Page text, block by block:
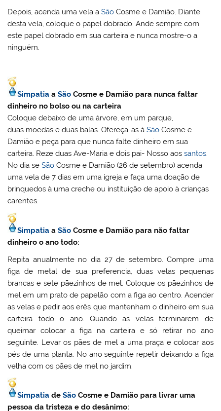
Depois, acenda uma vela aSão Cosme e Damião. Diante
desta vela, coloque o papel dobrado. Ande sempre com
este papel dobrado em sua carteira e nunca mostre-o a
ninguém.
Simpatia aSão Cosme e Damião para nunca faltar
dinheiro no bolso ou na carteira
Coloque debaixo de uma árvore, em um parque,
duas moedas e duas balas. Ofereça-as àSão Cosme e
Damião e peça para que nunca falte dinheiro em sua
carteira. Reze duas Ave-Maria e dois pai- Nosso aossantos.
No dia seSão Cosme e Damião (26 de setembro) acenda
uma vela de 7 dias em uma igreja e faça uma doação de
brinquedos à uma creche ou instituição de apoio à crianças
carentes.
Simpatia aSão Cosme e Damião para não faltar
dinheiro o ano todo:
Repita anualmente no dia 27 de setembro. Compre uma
figa de metal de sua preferencia, duas velas pequenas
brancas e sete pãezinhos de mel. Coloque os pãezinhos de
mel em um prato de papelão com a figa ao centro. Acender
as velas e pedir aos erês que mantenham o dinheiro em sua
carteira todo o ano. Quando as velas terminarem de
queimar colocar a figa na carteira e só retirar no ano
seguinte. Levar os pães de mel a uma praça e colocar aos
pés de uma planta. No ano seguinte repetir deixando a figa
velha com os pães de mel no jardim.
Simpatia deSão Cosme e Damião para livrar uma
pessoa da tristeza e do desânimo: